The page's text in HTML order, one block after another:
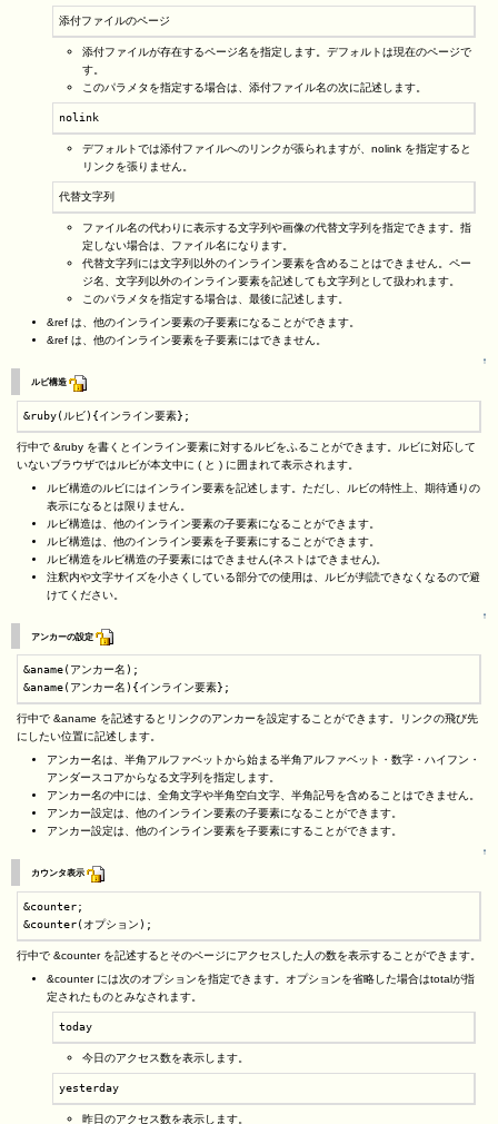
添付ファイルのページ
添付ファイルが存在するページ名を指定します。デフォルトは現在のページで
す。
このパラメタを指定する場合は、添付ファイル名の次に記述します。
nolink
デフォルトでは添付ファイルへのリンクが張られますが、nolink を指定すると
リンクを張りません。
代替文字列
ファイル名の代わりに表示する文字列や画像の代替文字列を指定できます。指
定しない場合は、ファイル名になります。
代替文字列には文字列以外のインライン要素を含めることはできません。ペー
ジ名、文字列以外のインライン要素を記述しても文字列として扱われます。
このパラメタを指定する場合は、最後に記述します。
&ref は、他のインライン要素の子要素になることができます。
&ref は、他のインライン要素を子要素にはできません。
↑
ルビ構造
&ruby(ルビ){インライン要素};
行中で &ruby を書くとインライン要素に対するルビをふることができます。ルビに対応して
いないブラウザではルビが本文中に ( と ) に囲まれて表示されます。
ルビ構造のルビにはインライン要素を記述します。ただし、ルビの特性上、期待通りの
表示になるとは限りません。
ルビ構造は、他のインライン要素の子要素になることができます。
ルビ構造は、他のインライン要素を子要素にすることができます。
ルビ構造をルビ構造の子要素にはできません(ネストはできません)。
注釈内や文字サイズを小さくしている部分での使用は、ルビが判読できなくなるので避
けてください。
↑
アンカーの設定
&aname(アンカー名);
&aname(アンカー名){インライン要素};
行中で &aname を記述するとリンクのアンカーを設定することができます。リンクの飛び先
にしたい位置に記述します。
アンカー名は、半角アルファベットから始まる半角アルファベット・数字・ハイフン・
アンダースコアからなる文字列を指定します。
アンカー名の中には、全角文字や半角空白文字、半角記号を含めることはできません。
アンカー設定は、他のインライン要素の子要素になることができます。
アンカー設定は、他のインライン要素を子要素にすることができます。
↑
カウンタ表示
&counter;
&counter(オプション);
行中で &counter を記述するとそのページにアクセスした人の数を表示することができます。
&counter には次のオプションを指定できます。オプションを省略した場合はtotalが指
定されたものとみなされます。
today
今日のアクセス数を表示します。
yesterday
昨日のアクセス数を表示します。